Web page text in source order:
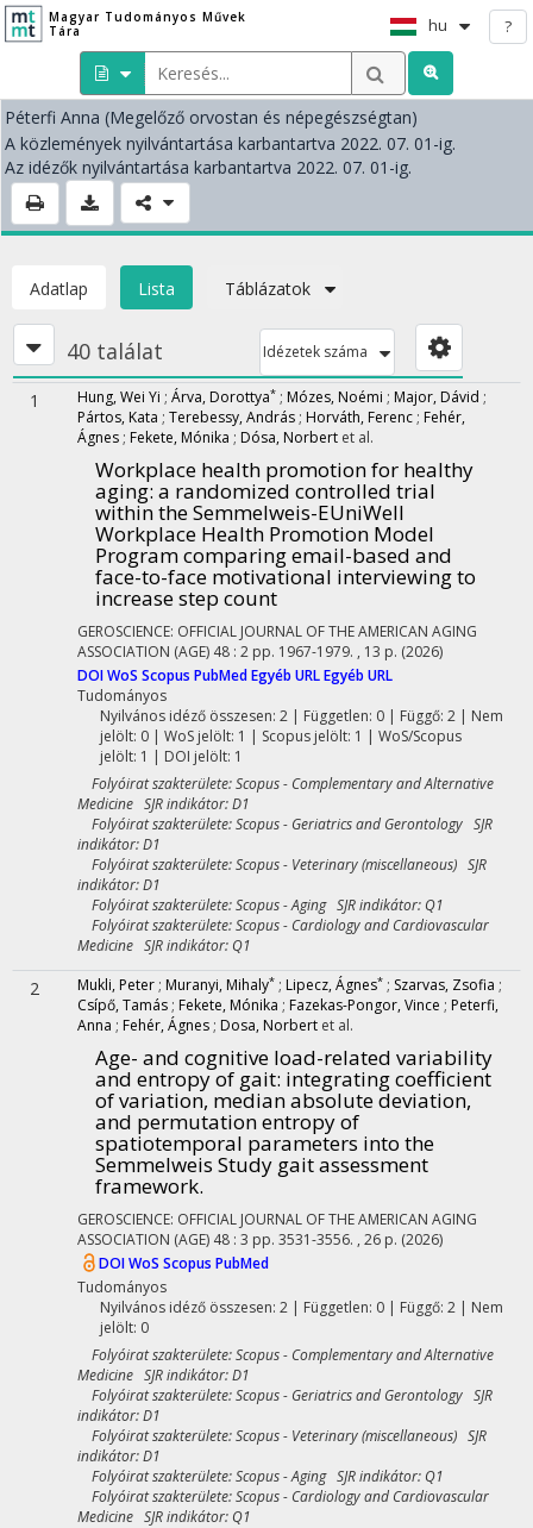
Magyar Tudományos Művek
Tára
hu ?
Péterfi Anna (Megelőző orvostan és népegészségtan)
A közlemények nyilvántartása karbantartva 2022. 07. 01-ig.
Az idézők nyilvántartása karbantartva 2022. 07. 01-ig.
Adatlap Lista Táblázatok
40 találat Idézetek száma
1 Hung, Wei Yi ; Árva, Dorottya* ; Mózes, Noémi ; Major, Dávid ;
Pártos, Kata ; Terebessy, András ; Horváth, Ferenc ; Fehér,
Ágnes ; Fekete, Mónika ; Dósa, Norbert et al.
Workplace health promotion for healthy
aging: a randomized controlled trial
within the Semmelweis-EUniWell
Workplace Health Promotion Model
Program comparing email-based and
face-to-face motivational interviewing to
increase step count
GEROSCIENCE: OFFICIAL JOURNAL OF THE AMERICAN AGING
ASSOCIATION (AGE) 48 : 2 pp. 1967-1979. , 13 p. (2026)
DOIWoS Scopus PubMedEgyéb URLEgyéb URL
Tudományos
Nyilvános idéző összesen: 2| Független: 0 | Függő: 2 | Nem
jelölt: 0 | WoS jelölt: 1 | Scopus jelölt: 1 | WoS/Scopus
jelölt: 1 | DOI jelölt: 1
Folyóirat szakterülete: Scopus - Complementary and Alternative
Medicine SJR indikátor: D1
Folyóirat szakterülete: Scopus - Geriatrics and Gerontology SJR
indikátor: D1
Folyóirat szakterülete: Scopus - Veterinary (miscellaneous) SJR
indikátor: D1
Folyóirat szakterülete: Scopus - Aging SJR indikátor: Q1
Folyóirat szakterülete: Scopus - Cardiology and Cardiovascular
Medicine SJR indikátor: Q1
2 Mukli, Peter ; Muranyi, Mihaly* ; Lipecz, Ágnes* ; Szarvas, Zsofia ;
Csípő, Tamás ; Fekete, Mónika ; Fazekas-Pongor, Vince ; Peterfi,
Anna ; Fehér, Ágnes ; Dosa, Norbert et al.
Age- and cognitive load-related variability
and entropy of gait: integrating coefficient
of variation, median absolute deviation,
and permutation entropy of
spatiotemporal parameters into the
Semmelweis Study gait assessment
framework.
GEROSCIENCE: OFFICIAL JOURNAL OF THE AMERICAN AGING
ASSOCIATION (AGE) 48 : 3 pp. 3531-3556. , 26 p. (2026)
DOIWoS Scopus PubMed
Tudományos
Nyilvános idéző összesen: 2| Független: 0 | Függő: 2 | Nem
jelölt: 0
Folyóirat szakterülete: Scopus - Complementary and Alternative
Medicine SJR indikátor: D1
Folyóirat szakterülete: Scopus - Geriatrics and Gerontology SJR
indikátor: D1
Folyóirat szakterülete: Scopus - Veterinary (miscellaneous) SJR
indikátor: D1
Folyóirat szakterülete: Scopus - Aging SJR indikátor: Q1
Folyóirat szakterülete: Scopus - Cardiology and Cardiovascular
Medicine SJR indikátor: Q1